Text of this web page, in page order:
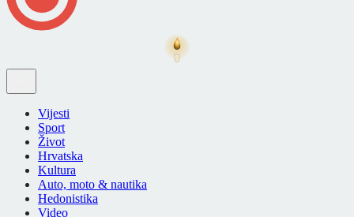
Vijesti
Sport
Život
Hrvatska
Kultura
Auto, moto & nautika
Hedonistika
Video